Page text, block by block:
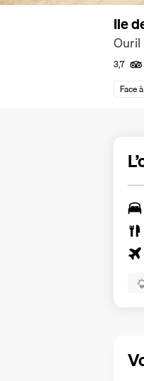
Ile
Ouril
3,7
Face